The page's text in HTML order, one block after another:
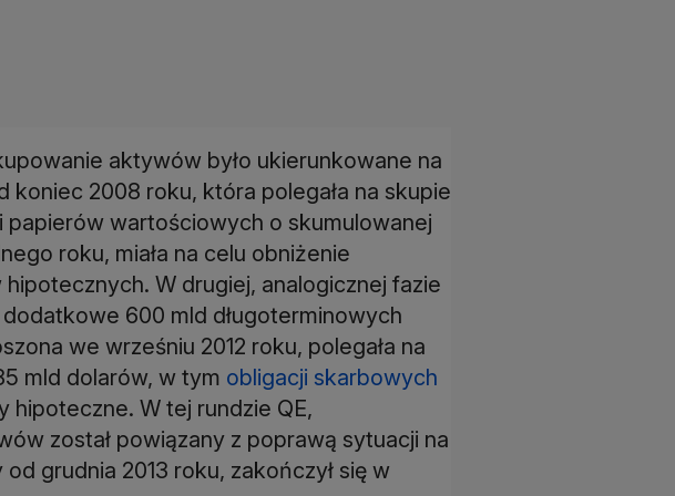
aktywów było ukierunkowane na
koniec 2008 roku, która polegała na skupie
wartościowych o skumulowanej
roku, miała na celu obniżenie
W drugiej, analogicznej fazie
dodatkowe 600 mld długoterminowych
we wrześniu 2012 roku, polegała na
mld dolarów, w tym obligacji skarbowych
W tej rundzie QE,
został powiązany z poprawą sytuacji na
grudnia 2013 roku, zakończył się w